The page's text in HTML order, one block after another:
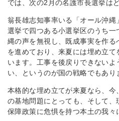
では、次の2月の名護市長選挙は
翁長雄志知事率いる「オール沖
選挙で四つある小選挙区のうち
縄の声を無視し、既成事実を作
を進めており、来夏には埋め立
います。工事を後戻りできない
い、というのが国の戦略でもあり
本格的な埋め立てが来夏なら、
の基地問題にとっても、そして
保障政策に危惧を持つ本土の我々